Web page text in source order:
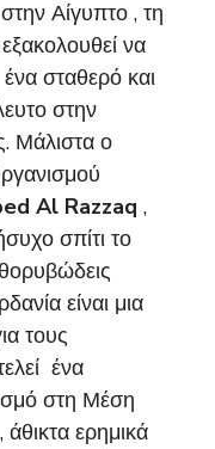
Αίγυπτο , τη
να
σταθερό και
στην
Μάλιστα ο
Al Razzaq ,
σπίτι το
είναι μια
τους
ένα
στη Μέση
ερημικά